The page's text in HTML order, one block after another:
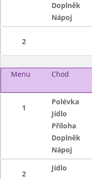
Doplněk
Nápoj
2
Menu Chod
1
Polévka
Jídlo
Příloha
Doplněk
Nápoj
2
Jídlo